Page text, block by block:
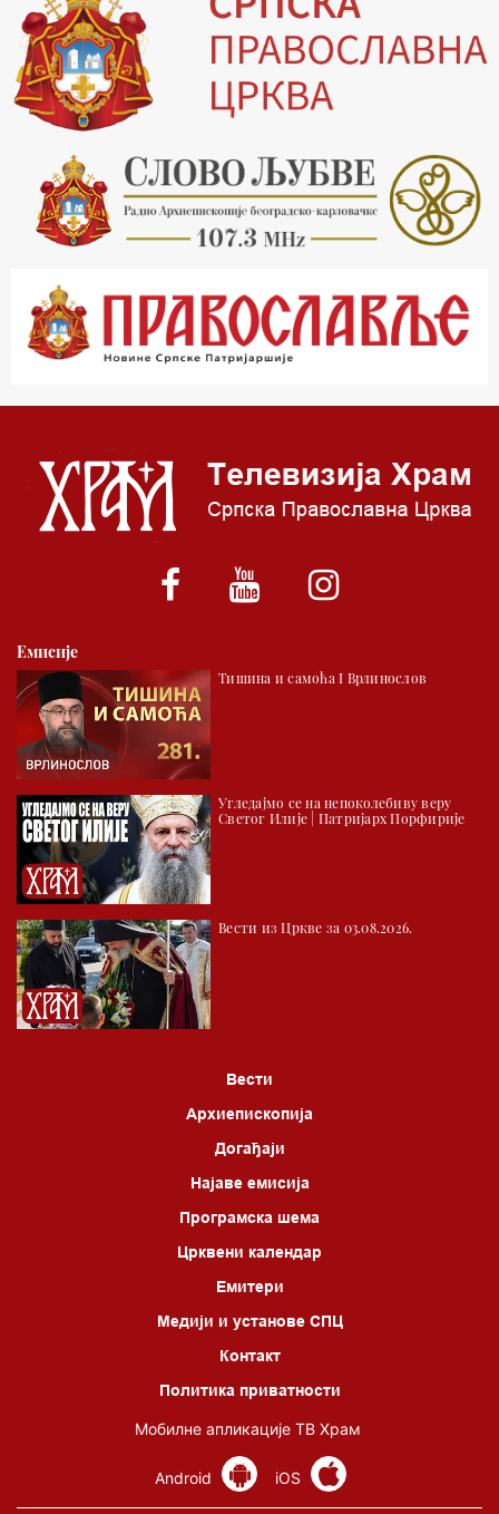
19.30 Вечерње молитве
20.00 Вести из Цркве
20.15 Реч архијереја
20.30 Хроника Архиепископије
21.03 Врлинослов
22.03 Црквена предавања и трибине
23.00 Питања и одговори
00.03 Црквена предавања и трибине
01.03 Живе речи - подкаст
*најважније вести емитујемо на сваки пун сат
Емисије
Тишина и самоћа I Врлинослов
Угледајмо се на непоколебиву веру
Светог Илије | Патријарх Порфирије
Вести из Цркве за 03.08.2026.
Вести
Архиепископија
Догађаји
Најаве емисија
Програмска шема
Црквени календар
Емитери
Медији и установе СПЦ
Контакт
Политика приватности
Мобилне апликације ТВ Храм
Android iOS